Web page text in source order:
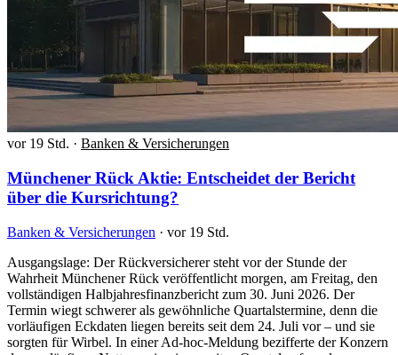
vor 19 Std. · Banken & Versicherungen
Münchener Rück Aktie: Entscheidet der Bericht
über die Kursrichtung?
Banken & Versicherungen · vor 19 Std.
Ausgangslage: Der Rückversicherer steht vor der Stunde der
Wahrheit Münchener Rück veröffentlicht morgen, am Freitag, den
vollständigen Halbjahresfinanzbericht zum 30. Juni 2026. Der
Termin wiegt schwerer als gewöhnliche Quartalstermine, denn die
vorläufigen Eckdaten liegen bereits seit dem 24. Juli vor – und sie
sorgten für Wirbel. In einer Ad-hoc-Meldung bezifferte der Konzern